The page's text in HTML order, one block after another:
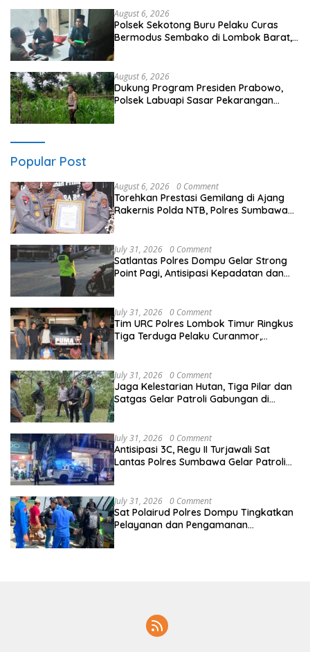
August 6, 2026
Polsek Sekotong Buru Pelaku Curas
Bermodus Sembako di Lombok Barat,
August 6, 2026
Dukung Program Presiden Prabowo,
Polsek Labuapi Sasar Pekarangan
Popular Post
August 6, 2026 0 Comment
Torehkan Prestasi Gemilang di Ajang
Rakernis Polda NTB, Polres Sumbawa
July 31, 2026 0 Comment
Satlantas Polres Dompu Gelar Strong
Point Pagi, Antisipasi Kepadatan dan
July 31, 2026 0 Comment
Tim URC Polres Lombok Timur Ringkus
Tiga Terduga Pelaku Curanmor,
July 31, 2026 0 Comment
Jaga Kelestarian Hutan, Tiga Pilar dan
Satgas Gelar Patroli Gabungan di
July 31, 2026 0 Comment
Antisipasi 3C, Regu II Turjawali Sat
Lantas Polres Sumbawa Gelar Patroli
July 31, 2026 0 Comment
Sat Polairud Polres Dompu Tingkatkan
Pelayanan dan Pengamanan